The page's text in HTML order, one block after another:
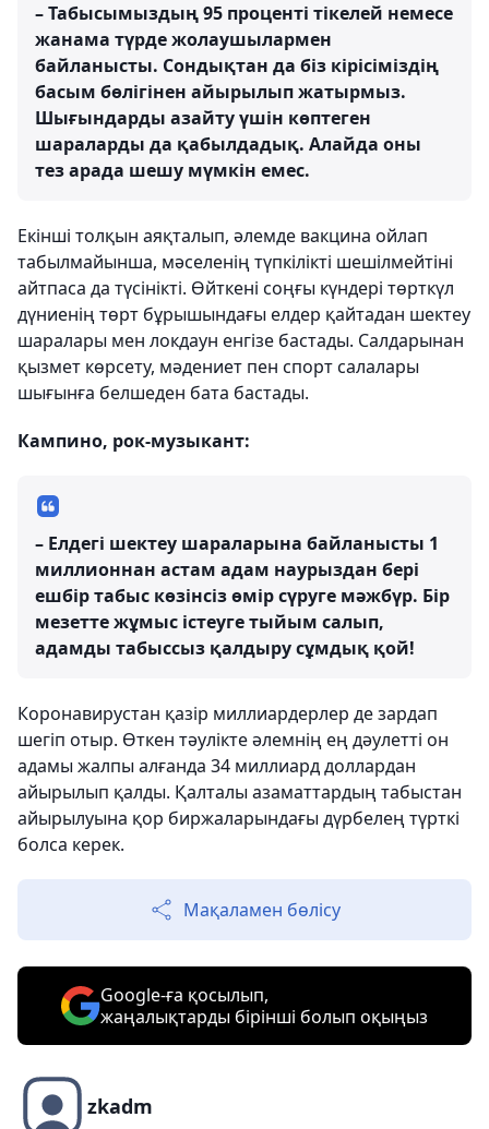
– Табысымыздың 95 проценті тікелей немесе
жанама түрде жолаушылармен
байланысты. Сондықтан да біз кірісіміздің
басым бөлігінен айырылып жатырмыз.
Шығындарды азайту үшін көптеген
шараларды да қабылдадық. Алайда оны
тез арада шешу мүмкін емес.
Екінші толқын аяқталып, әлемде вакцина ойлап
табылмайынша, мәселенің түпкілікті шешілмейтіні
айтпаса да түсінікті. Өйткені соңғы күндері төрткүл
дүниенің төрт бұрышындағы елдер қайтадан шектеу
шаралары мен локдаун енгізе бастады. Салдарынан
қызмет көрсету, мәдениет пен спорт салалары
шығынға белшеден бата бастады.
Кампино, рок-музыкант:
– Елдегі шектеу шараларына байланысты 1
миллионнан астам адам наурыздан бері
ешбір табыс көзінсіз өмір сүруге мәжбүр. Бір
мезетте жұмыс істеуге тыйым салып,
адамды табыссыз қалдыру сұмдық қой!
Коронавирустан қазір миллиардерлер де зардап
шегіп отыр. Өткен тәулікте әлемнің ең дәулетті он
адамы жалпы алғанда 34 миллиард доллардан
айырылып қалды. Қалталы азаматтардың табыстан
айырылуына қор биржаларындағы дүрбелең түрткі
болса керек.
Мақаламен бөлісу
Google-ға қосылып,
жаңалықтарды бірінші болып оқыңыз
zkadm